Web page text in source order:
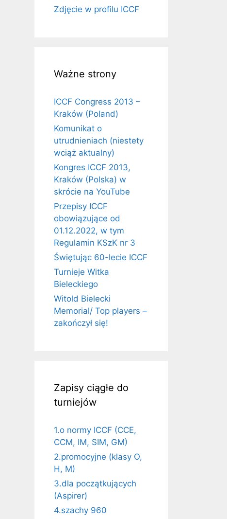
Zdjęcie w profilu ICCF
Ważne strony
ICCF Congress 2013 –
Kraków (Poland)
Komunikat o
utrudnieniach (niestety
wciąż aktualny)
Kongres ICCF 2013,
Kraków (Polska) w
skrócie na YouTube
Przepisy ICCF
obowiązujące od
01.12.2022, w tym
Regulamin KSzK nr 3
Świętując 60-lecie ICCF
Turnieje Witka
Bieleckiego
Witold Bielecki
Memorial/ Top players –
zakończył się!
Zapisy ciągłe do
turniejów
1.o normy ICCF (CCE,
CCM, IM, SIM, GM)
2.promocyjne (klasy O,
H, M)
3.dla początkujących
(Aspirer)
4.szachy 960